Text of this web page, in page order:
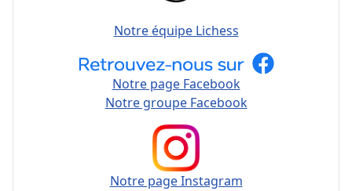
Notre équipe Lichess
Notre page Facebook
Notre groupe Facebook
Notre page Instagram